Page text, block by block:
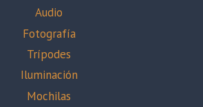
Audio
Fotografía
Trípodes
Iluminación
Mochilas